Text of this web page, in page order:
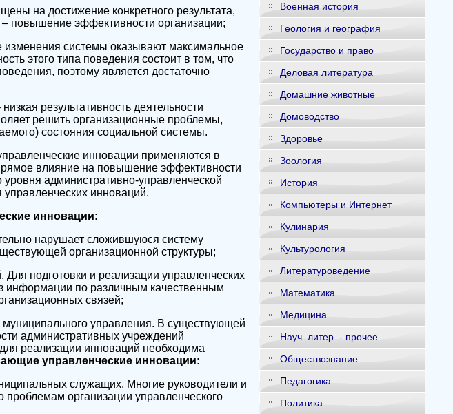
на достижение конкретного результата,
повышение эффективности организации;
изменения системы оказывают максимальное
этого типа поведения состоит в том, что
поэтому является достаточно
низкая результативность деятельности
решить организационные проблемы,
состояния социальной системы.
инновации применяются в
влияние на повышение эффективности
административно-управленческой
управленческих инноваций.
инновации:
нарушает сложившуюся систему
организационной структуры;
Для подготовки и реализации управленческих
информации по различным качественным
связей;
муниципального управления. В существующей
административных учреждений
реализации инноваций необходима
управленческие инновации:
служащих. Многие руководители и
организации управленческого
Военная история
Геология и география
Государство и право
Деловая литература
Домашние животные
Домоводство
Здоровье
Зоология
История
Компьютеры и Интернет
Кулинария
Культурология
Литературоведение
Математика
Медицина
Науч. литер. - прочее
Обществознание
Педагогика
Политика